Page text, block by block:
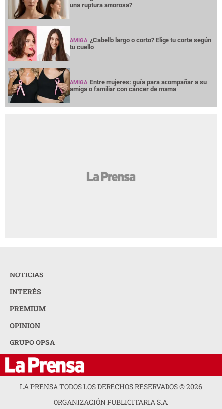
una ruptura amorosa?
AMIGA ¿Cabello largo o corto? Elige tu corte según
tu cuello
AMIGA Entre mujeres: guía para acompañar a su
amiga o familiar con cáncer de mama
NOTICIAS
INTERÉS
PREMIUM
OPINION
GRUPO OPSA
LA PRENSA TODOS LOS DERECHOS RESERVADOS ©2026
ORGANIZACIÓN PUBLICITARIA S.A.